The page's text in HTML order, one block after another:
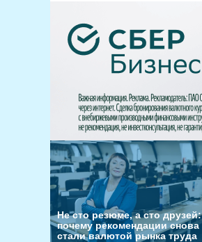
Не сто резюме, а сто друзей:
почему рекомендации снова
стали валютой рынка труда